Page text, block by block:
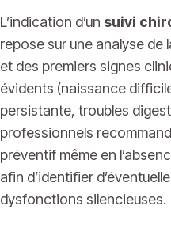
L’indication d’un suivi
repose sur une analyse de
et des premiers signes
évidents (naissance
persistante, troubles
professionnels
préventif même en
afin d’identifier
dysfonctions silencieuses.